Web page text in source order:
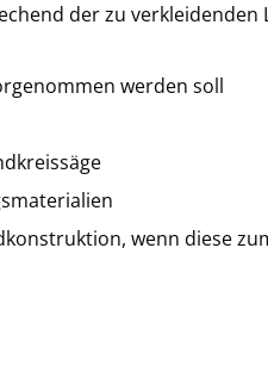
der zu verkleidenden
werden soll
wenn diese